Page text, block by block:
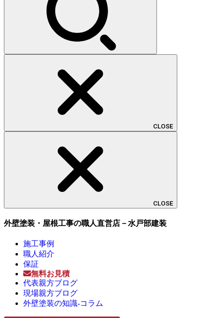
CLOSE
CLOSE
外壁塗装・屋根工事の職人直営店－水戸部建装
施工事例
職人紹介
保証
無料お見積
代表親方ブログ
現場親方ブログ
外壁塗装の知識-コラム